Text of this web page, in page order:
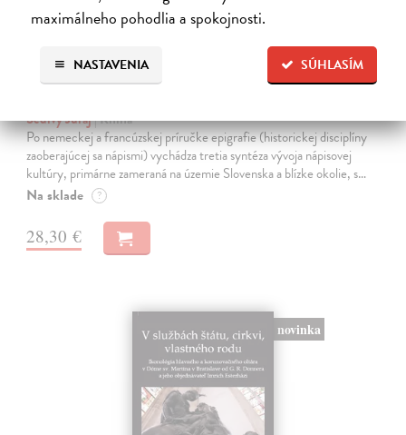
maximálneho pohodlia a spokojnosti.
SÚHLASÍM
NASTAVENIA
Šedivý Juraj| Kniha
Po nemeckej a francúzskej príručke epigrafie (historickej disciplíny
zaoberajúcej sa nápismi) vychádza tretia syntéza vývoja nápisovej
kultúry, primárne zameraná na územie Slovenska a blízke okolie, s…
Na sklade ?
28,30 €
novinka